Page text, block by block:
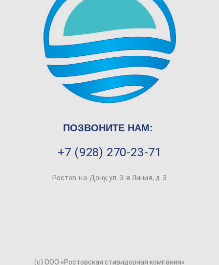
ПОЗВОНИТЕ НАМ:
+7 (928) 270-23-71
Ростов-на-Дону, ул. 3-я Линия, д. 3
(c) ООО «Ростовская стивидорная компания»